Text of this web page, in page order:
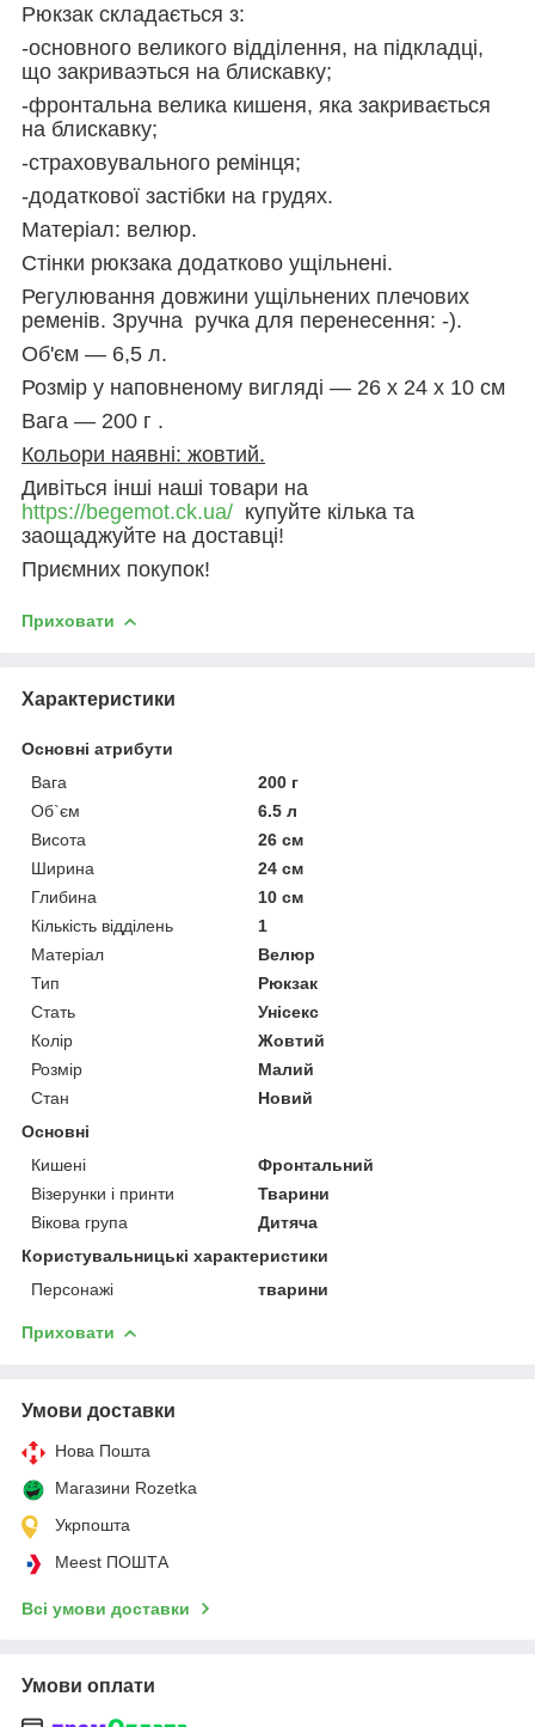
Рюкзак складається з:
-основного великого відділення, на підкладці,
що закриваэться на блискавку;
-фронтальна велика кишеня, яка закривається
на блискавку;
-страховувального ремінця;
-додаткової застібки на грудях.
Матеріал: велюр.
Стінки рюкзака додатково ущільнені.
Регулювання довжини ущільнених плечових
ременів. Зручна ручка для перенесення: -).
Об'єм — 6,5 л.
Розмір у наповненому вигляді — 26 х 24 х 10 см
Вага — 200 г .
Кольори наявні: жовтий.
Дивіться інші наші товари на
https://begemot.ck.ua/ купуйте кілька та
заощаджуйте на доставці!
Приємних покупок!
Приховати
Характеристики
Основні атрибути
Вага
200 г
Об`єм
6.5 л
Висота
26 см
Ширина
24 см
Глибина
10 см
Кількість відділень
1
Матеріал
Велюр
Тип
Рюкзак
Стать
Унісекс
Колір
Жовтий
Розмір
Малий
Стан
Новий
Основні
Кишені
Фронтальний
Візерунки і принти
Тварини
Вікова група
Дитяча
Користувальницькі характеристики
Персонажі
тварини
Приховати
Умови доставки
Нова Пошта
Магазини Rozetka
Укрпошта
Meest ПОШТА
Всі умови доставки
Умови оплати